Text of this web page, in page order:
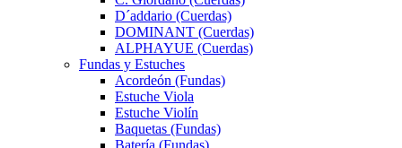
D´addario (Cuerdas)
DOMINANT (Cuerdas)
ALPHAYUE (Cuerdas)
Fundas y Estuches
Acordeón (Fundas)
Estuche Viola
Estuche Violín
Baquetas (Fundas)
Batería (Fundas)